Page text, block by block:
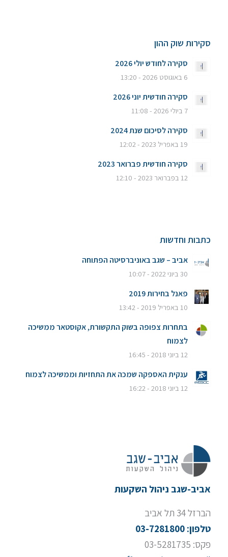
סקירות שוק ההון
סקירה לחודש יולי 2026
6 באוגוסט 2026 - 13:20
סקירה חודשית יוני 2026
7 ביולי 2026 - 11:08
סקירה לסיכום שנת 2024
19 באפריל 2023 - 12:02
סקירה חודשית פברואר 2023
12 בפברואר 2023 - 12:10
כתבות וחדשות
אביב – שגב באוניברסיטה הפתוחה
30 ביוני 2022 - 10:07
פאנל בחירות 2019
10 באפריל 2019 - 13:42
בתחרות צפופה בשוק התקשורת, אקוסטאר ממשיכה
לצמוח
12 ביוני 2018 - 16:45
ענקית האספקה שמכה את התחזיות וממשיכה לצמוח
12 ביוני 2018 - 16:22
אביב-שגב ניהול השקעות
הברזל 34 תל אביב
טלפון: 03-7281800
פקס: 03-5281735